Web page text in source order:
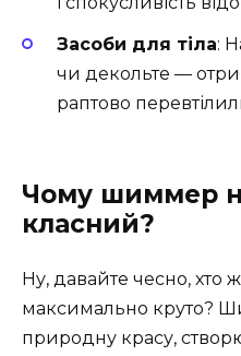
Засоби для тіла:
чи декольте —
раптово
Чому шиммер
класний?
Ну, давайте чесно, хто
максимально круто?
природну красу,